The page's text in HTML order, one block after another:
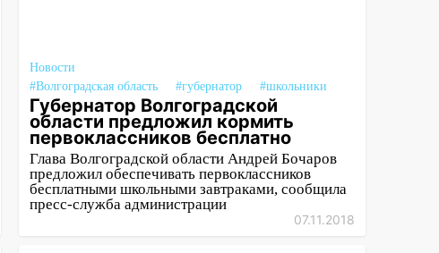
Новости
#Волгоградская область
#губернатор #школьники
Губернатор Волгоградской
области предложил кормить
первоклассников бесплатно
Глава Волгоградской области Андрей Бочаров
предложил обеспечивать первоклассников
бесплатными школьными завтраками, сообщила
пресс-служба администрации
07.11.2018